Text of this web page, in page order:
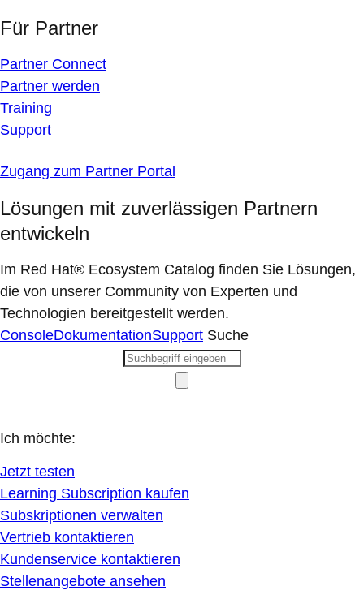
Für Partner
Partner Connect
Partner werden
Training
Support
Zugang zum Partner Portal
Lösungen mit zuverlässigen Partnern
entwickeln
Im Red Hat® Ecosystem Catalog finden Sie Lösungen,
die von unserer Community von Experten und
Technologien bereitgestellt werden.
ConsoleDokumentationSupport Suche
Ich möchte:
Jetzt testen
Learning Subscription kaufen
Subskriptionen verwalten
Vertrieb kontaktieren
Kundenservice kontaktieren
Stellenangebote ansehen